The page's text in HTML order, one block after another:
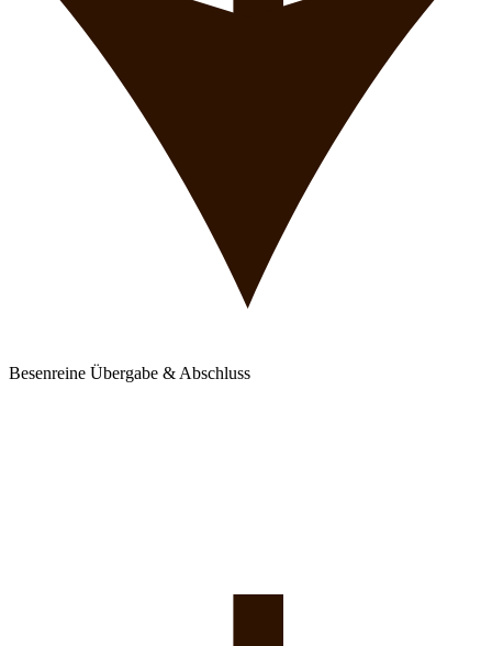
Besenreine Übergabe & Abschluss